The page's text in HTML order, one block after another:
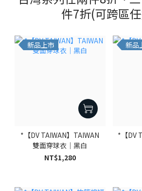
件7折(可跨區
新品上市
*【DV TAIWAN】TAIWAN
雙面穿球衣｜黑白
NT$1,280
新品
*【DV